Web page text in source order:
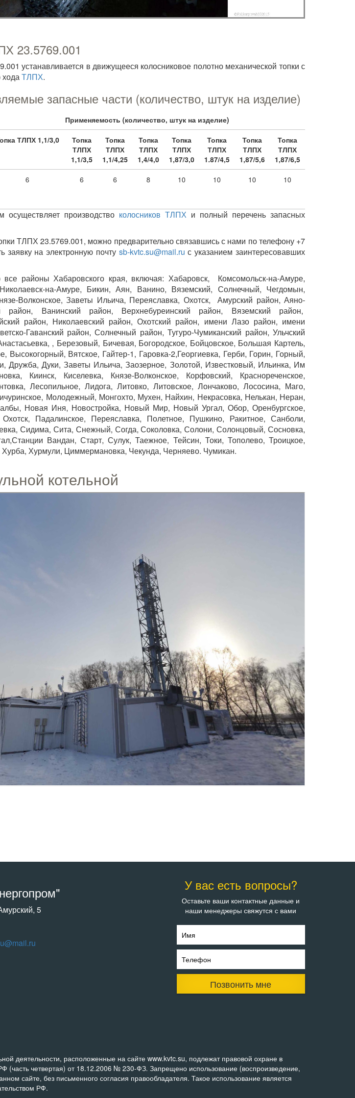
23.5769.001
устанавливается в движущееся колосниковое полотно механической топки с
ТЛПХ.
запасные части (количество, штук на изделие)
Применяемость (количество, штук на изделие)
ТЛПХ 1,1/3,0
Топка
ТЛПХ
1,1/3,5
Топка
ТЛПХ
1,1/4,25
Топка
ТЛПХ
1,4/4,0
Топка
ТЛПХ
1,87/3,0
Топка
ТЛПХ
1.87/4,5
Топка
ТЛПХ
1,87/5,6
Топка
ТЛПХ
1,87/6,5
6 6 6 8 10 10 10 10
осуществляет производство колосников ТЛПХ и полный перечень запасных
ТЛПХ 23.5769.001, можно предварительно связавшись с нами по телефону +7
заявку на электронную почтуsb-kvtc.su@mail.ru с указанием заинтересовавших
все районы Хабаровского края, включая: Хабаровск, Комсомольск-на-Амуре,
на-Амуре, Бикин, Аян, Ванино, Вяземский, Солнечный, Чегдомын,
Волконское, Заветы Ильича, Переяславка, Охотск, Амурский район, Аяно-
район, Ванинский район, Верхнебуреинский район, Вяземский район,
район, Николаевский район, Охотский район, имени Лазо район, имени
Гаванский район, Солнечный район, Тугуро-Чумиканский район, Ульчский
, Березовый, Бичевая, Богородское, Бойцовское, Большая Картель,
Высокогорный, Вятское, Гайтер-1, Гаровка-2,Георгиевка, Герби, Горин, Горный,
Дружба, Дуки, Заветы Ильича, Заозерное, Золотой, Известковый, Ильинка, Им
Киинск, Киселевка, Князе-Волконское, Корфовский, Краснореченское,
Лесопильное, Лидога, Литовко, Литовское, Лончаково, Лососина, Маго,
Молодежный, Монгохто, Мухен, Найхин, Некрасовка, Нелькан, Неран,
Новая Иня, Новостройка, Новый Мир, Новый Ургал, Обор, Оренбургское,
Падалинское, Переяславка, Полетное, Пушкино, Ракитное, Санболи,
Сидима, Сита, Снежный, Согда, Соколовка, Солони, Солонцовый, Сосновка,
Вандан, Старт, Сулук, Таежное, Тейсин, Токи, Тополево, Троицкое,
Хурба, Хурмули, Циммермановка, Чекунда, Черняево. Чумикан.
котельной
5
У вас есть вопросы?
Оставьте ваши контактные данные и
наши менеджеры свяжутся с вами
Имя
Телефон
Позвонить мне
деятельности, расположенные на сайте www.kvtc.su, подлежат правовой охране в
(часть четвертая) от 18.12.2006 № 230-ФЗ. Запрещено использование (воспроизведение,
сайте, без письменного согласия правообладателя. Такое использование является
РФ.